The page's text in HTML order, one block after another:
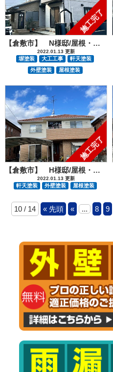
施工完了
【倉敷市】 N様邸/屋根・外部塗装・波板交換工事
2022.01.13 更新
塀塗装 大工工事
軒天塗装
外壁塗装
屋根塗装
施工完了
【倉敷市】 H様邸/屋根・外部塗装工事
2022.01.13 更新
軒天塗装 外壁塗装 屋根塗装
10 / 14 « 先頭 « ... 8 9